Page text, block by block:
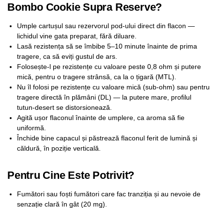
Bombo Cookie Supra Reserve?
Umple cartușul sau rezervorul pod-ului direct din flacon —
lichidul vine gata preparat, fără diluare.
Lasă rezistența să se îmbibe 5–10 minute înainte de prima
tragere, ca să eviți gustul de ars.
Folosește-l pe rezistențe cu valoare peste 0,8 ohm și putere
mică, pentru o tragere strânsă, ca la o țigară (MTL).
Nu îl folosi pe rezistențe cu valoare mică (sub-ohm) sau pentru
tragere directă în plămâni (DL) — la putere mare, profilul
tutun-desert se distorsionează.
Agită ușor flaconul înainte de umplere, ca aroma să fie
uniformă.
Închide bine capacul și păstrează flaconul ferit de lumină și
căldură, în poziție verticală.
Pentru Cine Este Potrivit?
Fumători sau foști fumători care fac tranziția și au nevoie de
senzație clară în gât (20 mg).